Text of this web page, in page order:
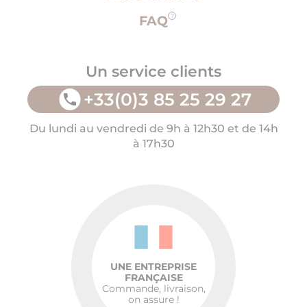
FAQ
Un service clients
+33(0)3 85 25 29 27
Du lundi au vendredi de 9h à 12h30 et de 14h
à 17h30
UNE ENTREPRISE
FRANÇAISE
Commande, livraison,
on assure !